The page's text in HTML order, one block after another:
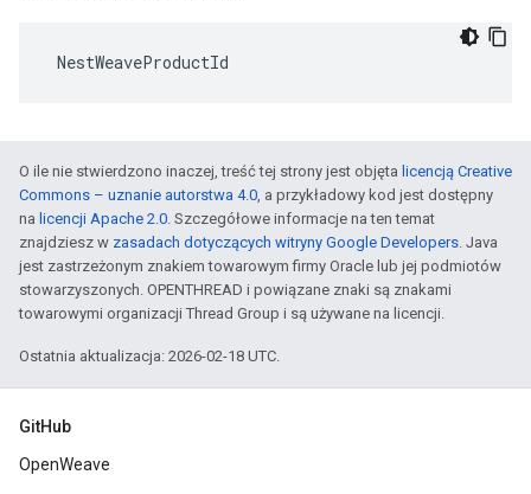
NestWeaveProductId
O ile nie stwierdzono inaczej, treść tej strony jest objęta licencją Creative
Commons – uznanie autorstwa 4.0, a przykładowy kod jest dostępny
na licencji Apache 2.0. Szczegółowe informacje na ten temat
znajdziesz w zasadach dotyczących witryny Google Developers. Java
jest zastrzeżonym znakiem towarowym firmy Oracle lub jej podmiotów
stowarzyszonych. OPENTHREAD i powiązane znaki są znakami
towarowymi organizacji Thread Group i są używane na licencji.
Ostatnia aktualizacja: 2026-02-18 UTC.
GitHub
OpenWeave